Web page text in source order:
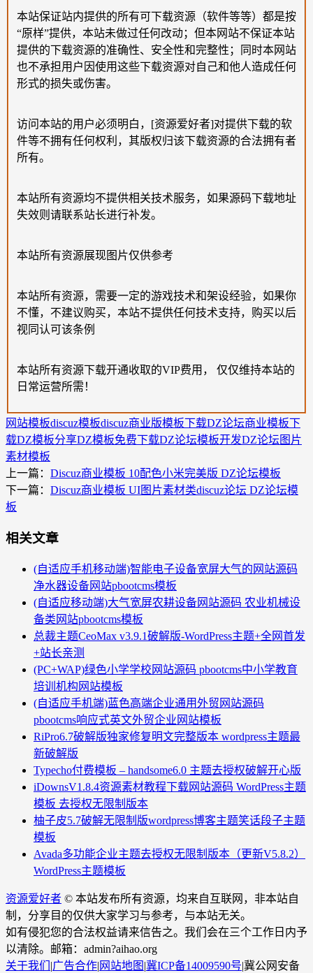
本站保证站内提供的所有可下载资源（软件等等）都是按
“原样”提供，本站未做过任何改动；但本网站不保证本站
提供的下载资源的准确性、安全性和完整性；同时本网站
也不承担用户因使用这些下载资源对自己和他人造成任何
形式的损失或伤害。
访问本站的用户必须明白，[资源爱好者]对提供下载的软
件等不拥有任何权利，其版权归该下载资源的合法拥有者
所有。
本站所有资源均不提供相关技术服务，如果源码下载地址
失效则请联系站长进行补发。
本站所有资源展现图片仅供参考
本站所有资源，需要一定的游戏技术和架设经验，如果你
不懂，不建议购买，本站不提供任何技术支持，购买以后
视同认可该条例
本站所有资源下载开通收取的VIP费用， 仅仅维持本站的
日常运营所需！
网站模板discuz模板discuz商业版模板下载DZ论坛商业模板下
载DZ模板分享DZ模板免费下载DZ论坛模板开发DZ论坛图片
素材模板
上一篇： Discuz商业模板 10配色小米完美版 DZ论坛模板
下一篇： Discuz商业模板 UI图片素材类discuz论坛 DZ论坛模
板
相关文章
(自适应手机移动端)智能电子设备宽屏大气的网站源码
净水器设备网站pbootcms模板
(自适应移动端)大气宽屏农耕设备网站源码 农业机械设
备类网站pbootcms模板
总裁主题CeoMax v3.9.1破解版-WordPress主题+全网首发
+站长亲测
(PC+WAP)绿色小学学校网站源码 pbootcms中小学教育
培训机构网站模板
(自适应手机端)蓝色高端企业通用外贸网站源码
pbootcms响应式英文外贸企业网站模板
RiPro6.7破解版独家修复明文完整版本 wordpress主题最
新破解版
Typecho付费模板 – handsome6.0 主题去授权破解开心版
iDownsV1.8.4资源素材教程下载网站源码 WordPress主题
模板 去授权无限制版本
柚子皮5.7破解无限制版wordpress博客主题笑话段子主题
模板
Avada多功能企业主题去授权无限制版本（更新V5.8.2）
WordPress主题模板
资源爱好者 © 本站发布所有资源，均来自互联网，非本站自
制，分享目的仅供大家学习与参考，与本站无关。
如有侵犯您的合法权益请来信告之。我们会在三个工作日内予
以清除。邮箱：admin?aihao.org
关于我们 |广告合作| 网站地图 |冀ICP备14009590号|冀公网安备